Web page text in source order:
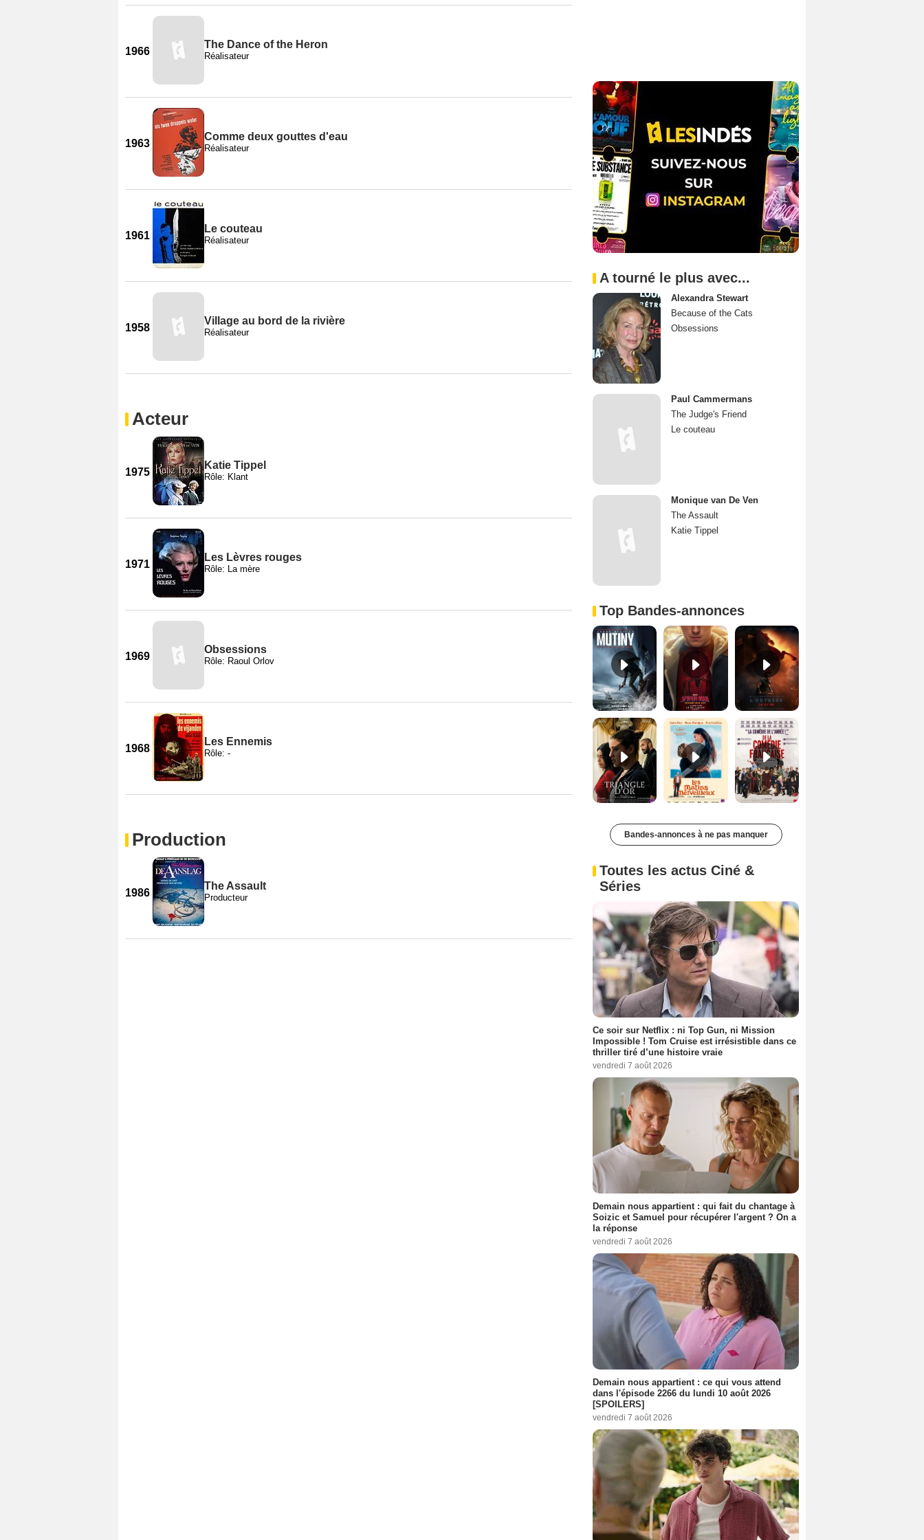
1966
The Dance of the Heron
Réalisateur
1963
Comme deux gouttes d'eau
Réalisateur
1961
Le couteau
Réalisateur
1958
Village au bord de la rivière
Réalisateur
Acteur
1975
Katie Tippel
Rôle: Klant
1971
Les Lèvres rouges
Rôle: La mère
1969
Obsessions
Rôle: Raoul Orlov
1968
Les Ennemis
Rôle: -
Production
1986
The Assault
Producteur
A tourné le plus avec...
Alexandra Stewart
Because of the Cats
Obsessions
Paul Cammermans
The Judge's Friend
Le couteau
Monique van De Ven
The Assault
Katie Tippel
Top Bandes-annonces
Mutiny Bande-annonce VO STFR Spider-Man: Brand New Day Bande-annonce VO STFR
Le Triangle d'or Bande-annonce VF De la Comédie-Française Teaser VF
Bandes-annonces à ne pas manquer
Toutes les actus Ciné &
Séries
Ce soir sur Netflix : ni Top Gun, ni Mission
Impossible ! Tom Cruise est irrésistible dans ce
thriller tiré d’une histoire vraie
vendredi 7 août 2026
Demain nous appartient : qui fait du chantage à
Soizic et Samuel pour récupérer l'argent ? On a
la réponse
vendredi 7 août 2026
Demain nous appartient : ce qui vous attend
dans l'épisode 2266 du lundi 10 août 2026
[SPOILERS]
vendredi 7 août 2026